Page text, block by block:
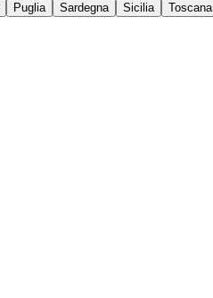
Puglia Sardegna Sicilia Toscana